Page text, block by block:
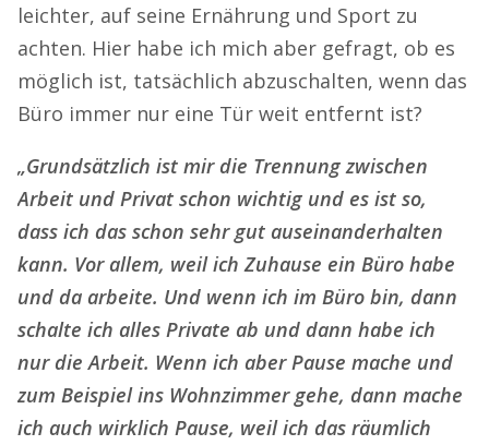
leichter, auf seine Ernährung und Sport zu
achten. Hier habe ich mich aber gefragt, ob es
möglich ist, tatsächlich abzuschalten, wenn das
Büro immer nur eine Tür weit entfernt ist?
„Grundsätzlich ist mir die Trennung zwischen
Arbeit und Privat schon wichtig und es ist so,
dass ich das schon sehr gut auseinanderhalten
kann. Vor allem, weil ich Zuhause ein Büro habe
und da arbeite. Und wenn ich im Büro bin, dann
schalte ich alles Private ab und dann habe ich
nur die Arbeit. Wenn ich aber Pause mache und
zum Beispiel ins Wohnzimmer gehe, dann mache
ich auch wirklich Pause, weil ich das räumlich